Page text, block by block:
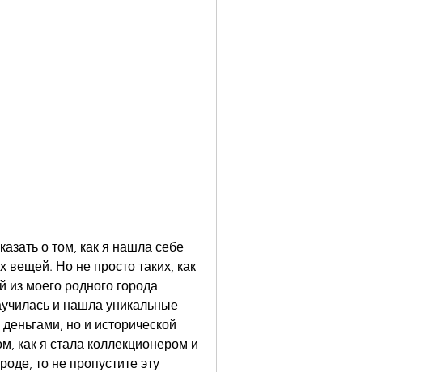
о том, как я нашла себе
вещей. Но не просто таких, как
моего родного города
и нашла уникальные
но и исторической
как я стала коллекционером и
то не пропустите эту